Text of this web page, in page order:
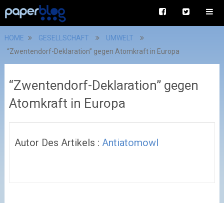
HOME GESELLSCHAFT
UMWELT
“Zwentendorf-Deklaration” gegen Atomkraft in Europa
“Zwentendorf-Deklaration” gegen
Atomkraft in Europa
Autor Des Artikels : Antiatomowl